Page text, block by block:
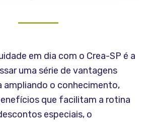
em dia com o Crea-SP é a
uma série de vantagens
ampliando o conhecimento,
que facilitam a rotina
especiais, o